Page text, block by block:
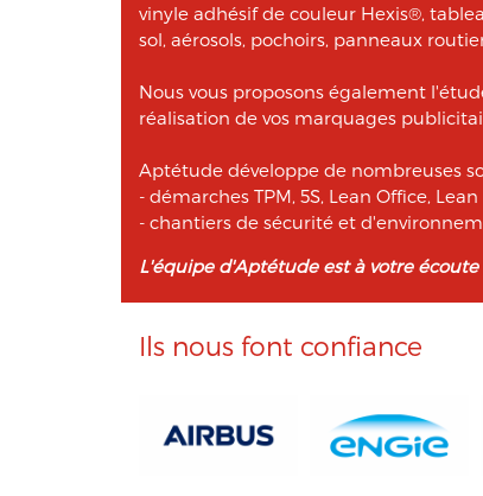
vinyle adhésif de couleur Hexis®,
sol, aérosols, pochoirs, panneaux
Nous vous proposons également
réalisation de vos marquages
Aptétude développe de nombreuses
- démarches TPM, 5S, Lean Office,
- chantiers de sécurité et
L'équipe d'Aptétude est à votre
Ils nous font confiance